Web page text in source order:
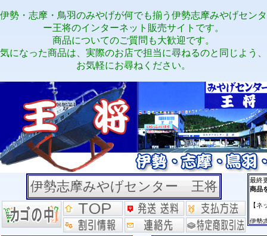
伊勢・志摩・鳥羽のみやげが何でも揃う伊勢志摩みやげセンタ
ー王将のインターネット販売サイトです。
商品についてのご質問も大歓迎です。
気になった商品は、実際のお店で担当に尋ねるのと同じよう、
お気軽にお尋ねください。
伊勢志摩みやげセンター 王将